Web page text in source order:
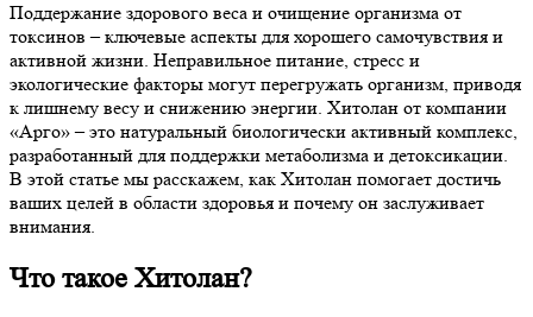
Поддержание здорового веса и очищение организма от
токсинов – ключевые аспекты для хорошего самочувствия и
активной жизни. Неправильное питание, стресс и
экологические факторы могут перегружать организм, приводя
к лишнему весу и снижению энергии. Хитолан от компании
«Арго» – это натуральный биологически активный комплекс,
разработанный для поддержки метаболизма и детоксикации.
В этой статье мы расскажем, как Хитолан помогает достичь
ваших целей в области здоровья и почему он заслуживает
внимания.
Что такое Хитолан?